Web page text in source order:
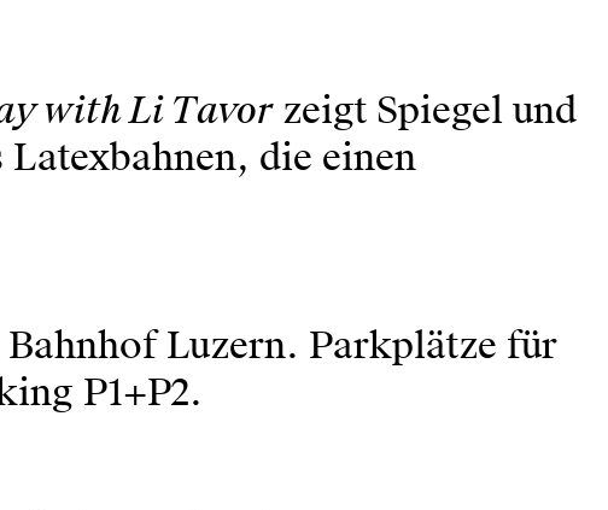
with Li Tavorzeigt Spiegel und
Latexbahnen, die einen
Luzern. Parkplätze für
P1+P2.